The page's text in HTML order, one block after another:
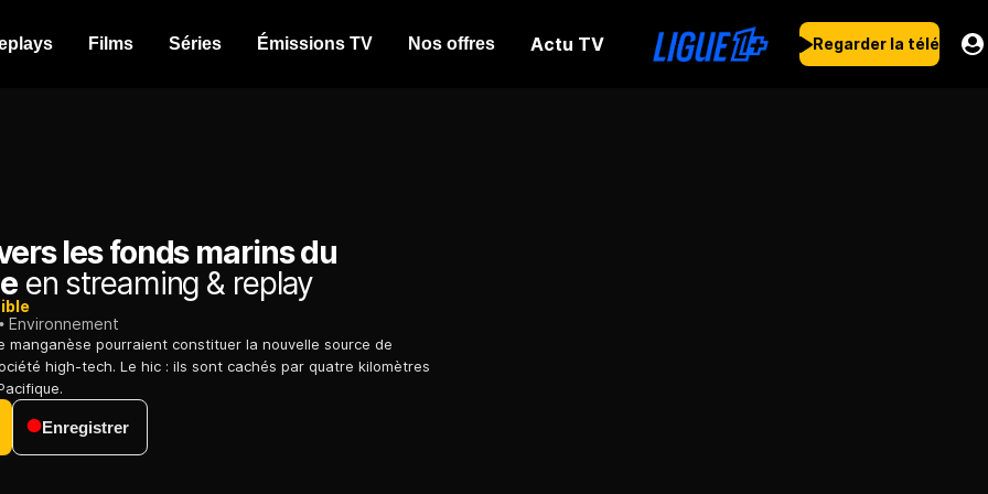
Films Séries Émissions TV Nos offres Actu TV Regarder la télé
les fonds marins du
en streaming & replay
Environnement
manganèse pourraient constituer la nouvelle source de
high-tech. Le hic : ils sont cachés par quatre kilomètres
Enregistrer